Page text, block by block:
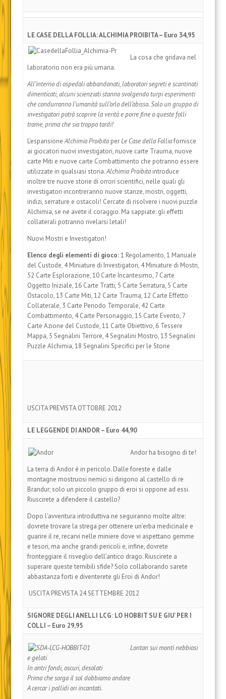
LE CASE DELLA FOLLIA: ALCHIMIA PROIBITA – Euro 34,95
La cosa che gridava nel
laboratorio non era più umana.
All’interno di ospedali abbandonati, laboratori segreti e scantinati
dimenticati, alcuni scienziati stanno svolgendo turpi esperimenti
che condurranno l’umanità sull’orlo dell’abisso. Solo un gruppo di
investigatori potrà scoprire la verità e porre fine a queste folli
trame, prima che sia troppo tardi!
L’espansioneAlchimia ProibitaperLe Case della Folliafornisce
ai giocatori nuovi investigatori, nuove carte Trauma, nuove
carte Miti e nuove carte Combattimento che potranno essere
utilizzate in qualsiasi storia.Alchimia Proibita introduce
inoltre tre nuove storie di orrori scientifici, nelle quali gli
investigatori incontreranno nuove stanze, mostri, oggetti,
indizi, serrature e ostacoli! Cercate di risolvere i nuovi puzzle
Alchimia, se ne avete il coraggio. Ma sappiate: gli effetti
collaterali potranno rivelarsi letali!
Nuovi Mostri e Investigatori!
Elenco degli elementi di gioco:1 Regolamento, 1 Manuale
del Custode, 4 Miniature di Investigatori, 4 Miniature di Mostri,
52 Carte Esplorazione, 10 Carte Incantesimo, 7 Carte
Oggetto Iniziale, 16 Carte Tratti, 5 Carte Serratura, 5 Carte
Ostacolo, 13 Carte Miti, 12 Carte Trauma, 12 Carte Effetto
Collaterale, 3 Carte Periodo Temporale, 42 Carte
Combattimento, 4 Carte Personaggio, 15 Carte Evento, 7
Carte Azione del Custode, 11 Carte Obiettivo, 6 Tessere
Mappa, 5 Segnalini Terrore, 4 Segnalini Mostro, 13 Segnalini
Puzzle Alchimia, 18 Segnalini Specifici per le Storie
USCITA PREVISTA OTTOBRE 2012
LE LEGGENDE DI ANDOR – Euro 44,90
Andor ha bisogno di te!
La terra di Andor è in pericolo. Dalle foreste e dalle
montagne mostruosi nemici si dirigono al castello di re
Brandur; solo un piccolo gruppo di eroi si oppone ad essi.
Riuscirete a difendere il castello?
Dopo l’avventura introduttiva ne seguiranno molte altre:
dovrete trovare la strega per ottenere un’erba medicinale e
guarire il re, recarvi nelle miniere dove vi aspettano gemme
e tesori, ma anche grandi pericoli e, infine, dovrete
fronteggiare il risveglio dell’antico drago. Riuscirete a
superare queste temibili sfide? Solo collaborando sarete
abbastanza forti e diventerete gli Eroi di Andor!
USCITA PREVISTA 24 SETTEMBRE 2012
SIGNORE DEGLI ANELLI LCG: LO HOBBIT SU E GIU’ PER I
COLLI – Euro 29,95
Lontan sui monti nebbiosi
e gelati
In antri fondi, oscuri, desolati
Prima che sorga il sol dobbiamo andare
A cercar i pallidi ori incantati.